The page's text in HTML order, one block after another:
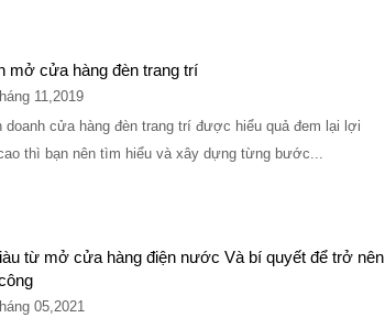
mở cửa hàng đèn trang trí
11,2019
doanh cửa hàng đèn trang trí được hiểu quả đem lại lợi
thì bạn nên tìm hiểu và xây dựng từng bước...
từ mở cửa hàng điện nước Và bí quyết để trở nên
05,2021